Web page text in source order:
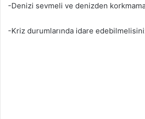
-Denizi sevmeli ve denizden
-Kriz durumlarında idare